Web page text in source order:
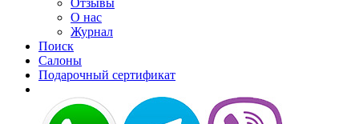
Отзывы
О нас
Журнал
Поиск
Салоны
Подарочный сертификат